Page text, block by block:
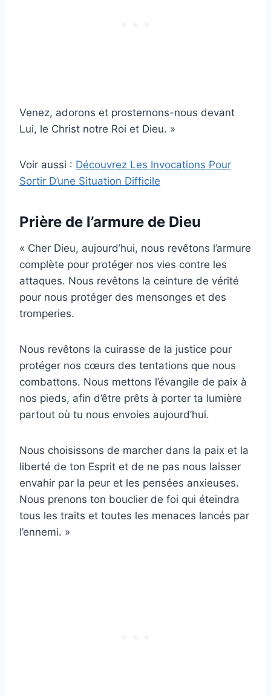
Venez, adorons et prosternons-nous devant
Lui, le Christ notre Roi et Dieu. »
Voir aussi : Découvrez Les Invocations Pour
Sortir D’une Situation Difficile
Prière de l’armure de Dieu
« Cher Dieu, aujourd’hui, nous revêtons l’armure
complète pour protéger nos vies contre les
attaques. Nous revêtons la ceinture de vérité
pour nous protéger des mensonges et des
tromperies.
Nous revêtons la cuirasse de la justice pour
protéger nos cœurs des tentations que nous
combattons. Nous mettons l’évangile de paix à
nos pieds, afin d’être prêts à porter ta lumière
partout où tu nous envoies aujourd’hui.
Nous choisissons de marcher dans la paix et la
liberté de ton Esprit et de ne pas nous laisser
envahir par la peur et les pensées anxieuses.
Nous prenons ton bouclier de foi qui éteindra
tous les traits et toutes les menaces lancés par
l’ennemi. »